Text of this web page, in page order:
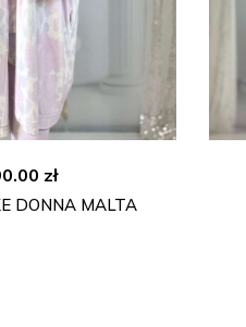
zł
DONNA MALTA